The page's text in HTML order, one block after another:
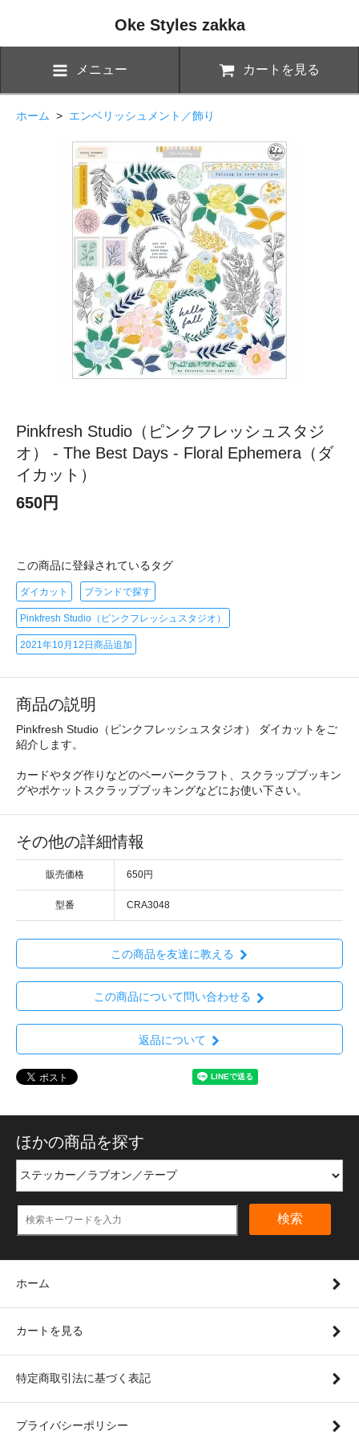
Oke Styles zakka
メニュー カートを見る
ホーム > エンベリッシュメント／飾り
Pinkfresh Studio（ピンクフレッシュスタジ
オ） - The Best Days - Floral Ephemera（ダ
イカット）
650円
この商品に登録されているタグ
ダイカット ブランドで探す
Pinkfresh Studio（ピンクフレッシュスタジオ）
2021年10月12日商品追加
商品の説明
Pinkfresh Studio（ピンクフレッシュスタジオ） ダイカットをご
紹介します。
カードやタグ作りなどのペーパークラフト、スクラップブッキン
グやポケットスクラップブッキングなどにお使い下さい。
その他の詳細情報
販売価格 650円
型番 CRA3048
この商品を友達に教える
この商品について問い合わせる
返品について
ほかの商品を探す
検索
ホーム
カートを見る
特定商取引法に基づく表記
プライバシーポリシー